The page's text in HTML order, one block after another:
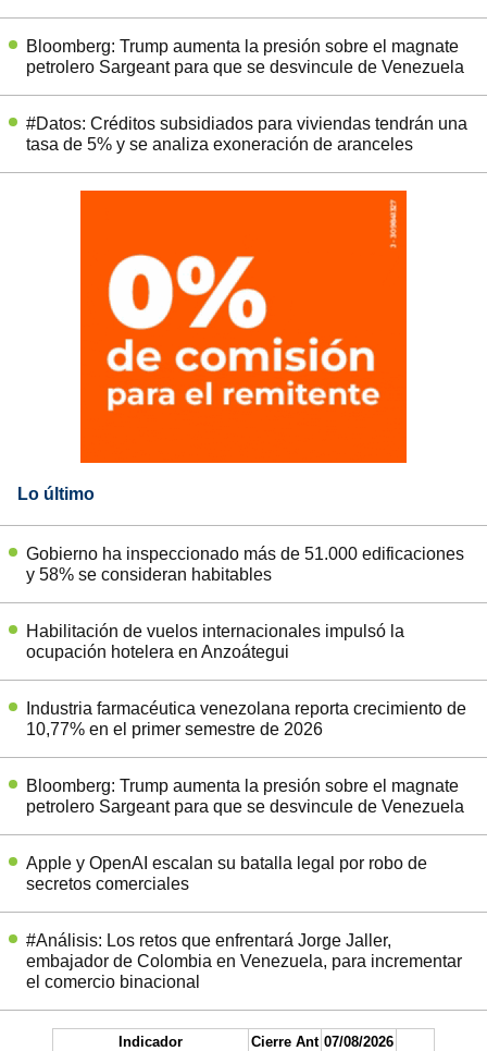
Bloomberg: Trump aumenta la presión sobre el magnate
petrolero Sargeant para que se desvincule de Venezuela
#Datos: Créditos subsidiados para viviendas tendrán una
tasa de 5% y se analiza exoneración de aranceles
Lo último
Gobierno ha inspeccionado más de 51.000 edificaciones
y 58% se consideran habitables
Habilitación de vuelos internacionales impulsó la
ocupación hotelera en Anzoátegui
Industria farmacéutica venezolana reporta crecimiento de
10,77% en el primer semestre de 2026
Bloomberg: Trump aumenta la presión sobre el magnate
petrolero Sargeant para que se desvincule de Venezuela
Apple y OpenAI escalan su batalla legal por robo de
secretos comerciales
#Análisis: Los retos que enfrentará Jorge Jaller,
embajador de Colombia en Venezuela, para incrementar
el comercio binacional
Indicador Cierre Ant 07/08/2026